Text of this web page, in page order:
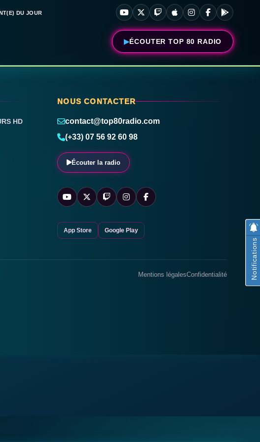
DU JOUR
ÉCOUTER TOP 80 RADIO
HD
NOUS CONTACTER
contact@top80radio.com
(+33) 07 56 92 60 98
Écouter la radio
App Store Google Play
Mentions légalesConfidentialité Notifications